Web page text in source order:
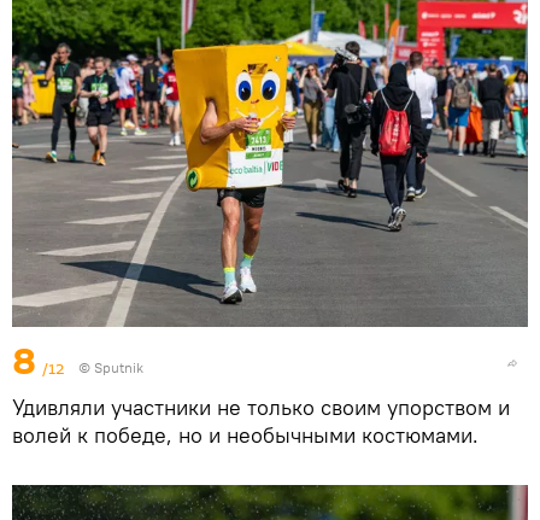
8 /12 © Sputnik
Удивляли участники не только своим упорством и
волей к победе, но и необычными костюмами.